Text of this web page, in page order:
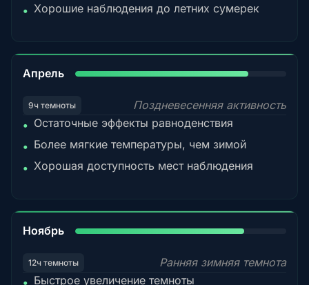
• Хорошие наблюдения до летних сумерек
Апрель
9ч темноты
Поздневесенняя активность
• Остаточные эффекты равноденствия
• Более мягкие температуры, чем зимой
• Хорошая доступность мест наблюдения
Ноябрь
12ч темноты
Ранняя зимняя темнота
• Быстрое увеличение темноты